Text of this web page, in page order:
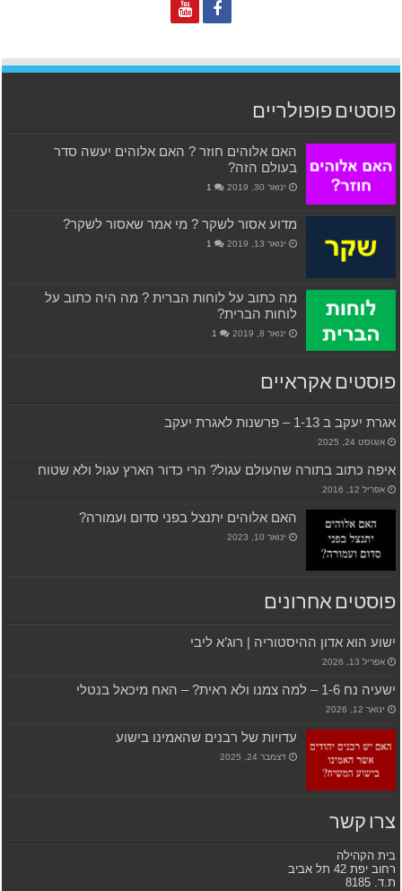
פוסטים פופולריים
האם אלוהים חוזר ? האם אלוהים יעשה סדר
בעולם הזה?
ינואר 30, 2019 1
מדוע אסור לשקר ? מי אמר שאסור לשקר?
ינואר 13, 2019 1
מה כתוב על לוחות הברית ? מה היה כתוב על
לוחות הברית?
ינואר 8, 2019 1
פוסטים אקראיים
אגרת יעקב ב 1-13 – פרשנות לאגרת יעקב
אוגוסט 24, 2025
איפה כתוב בתורה שהעולם עגול? הרי כדור הארץ עגול ולא שטוח
אפריל 12, 2016
האם אלוהים יתנצל בפני סדום ועמורה?
ינואר 10, 2023
פוסטים אחרונים
ישוע הוא אדון ההיסטוריה | רוג’א ליבי
אפריל 13, 2026
ישעיה נח 1-6 – למה צמנו ולא ראית? – האח מיכאל בנטלי
ינואר 12, 2026
עדויות של רבנים שהאמינו בישוע
דצמבר 24, 2025
צרו קשר
בית הקהילה
רחוב יפת 42 תל אביב
ת.ד. 8185